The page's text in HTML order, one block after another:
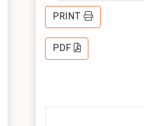
PRINT
PDF